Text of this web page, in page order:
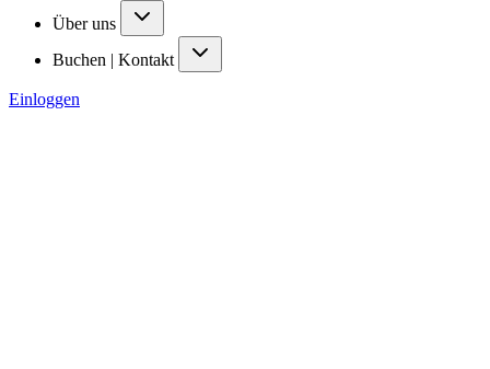
Über uns
Buchen | Kontakt
Einloggen